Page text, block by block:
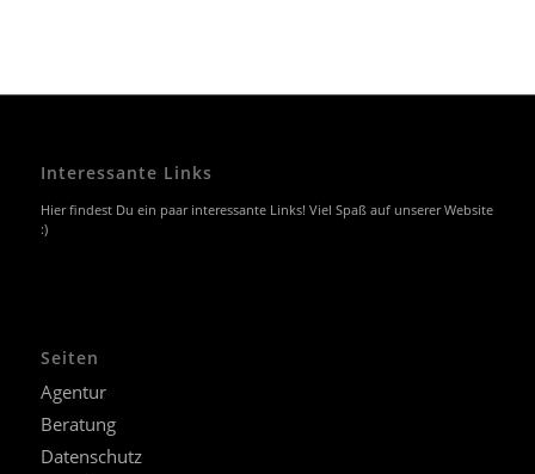
Interessante Links
Hier findest Du ein paar interessante Links! Viel Spaß auf unserer Website
:)
Seiten
Agentur
Beratung
Datenschutz